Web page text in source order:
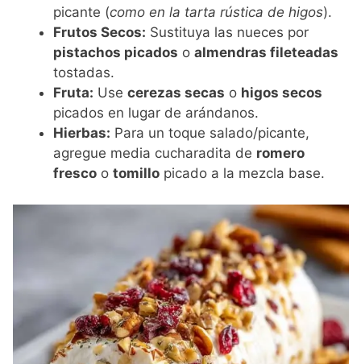
picante (como en la tarta rústica de higos).
Frutos Secos: Sustituya las nueces por
pistachos picados oalmendras fileteadas
tostadas.
Fruta: Usecerezas secas o higos secos
picados en lugar de arándanos.
Hierbas: Para un toque salado/picante,
agregue media cucharadita de romero
fresco otomillo picado a la mezcla base.